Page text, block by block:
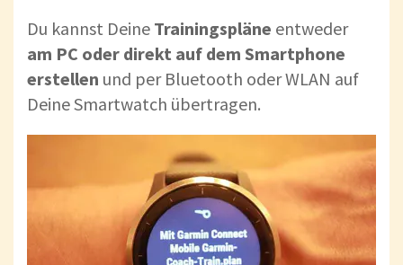
Du kannst Deine Trainingspläne entweder
am PC oder direkt auf dem Smartphone
erstellen und per Bluetooth oder WLAN auf
Deine Smartwatch übertragen.